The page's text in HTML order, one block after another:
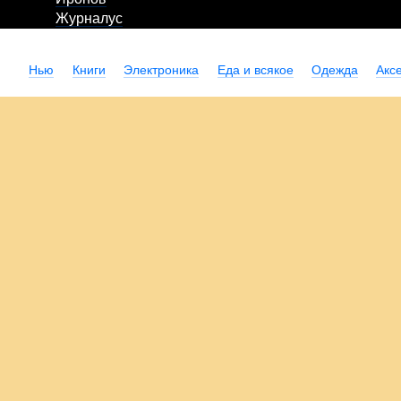
Журналус
Нью Книги Электроника Еда и всякое Одежда